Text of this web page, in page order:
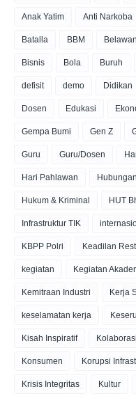
Anak Yatim Anti Narkoba
Batalla BBM Belawan
Bisnis Bola Buruh
defisit demo Didikan
Dosen Edukasi
Gempa Bumi Gen Z
Guru Guru/Dosen
Hari Pahlawan
Hukum & Kriminal HUT
Infrastruktur TIK
KBPP Polri Keadilan
kegiatan Kegiatan
Kemitraan Industri Kerja
keselamatan kerja
Kisah Inspiratif Kolaborasi
Konsumen Korupsi
Krisis Integritas Kultur